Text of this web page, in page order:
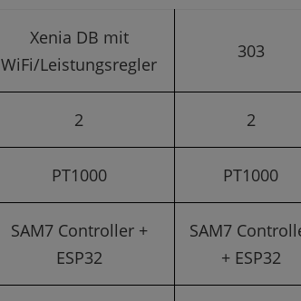
Xenia DB mit
WiFi/Leistungsregler
303
2 2
PT1000 PT1000
SAM7 Controller +
ESP32
SAM7
+ ESP32